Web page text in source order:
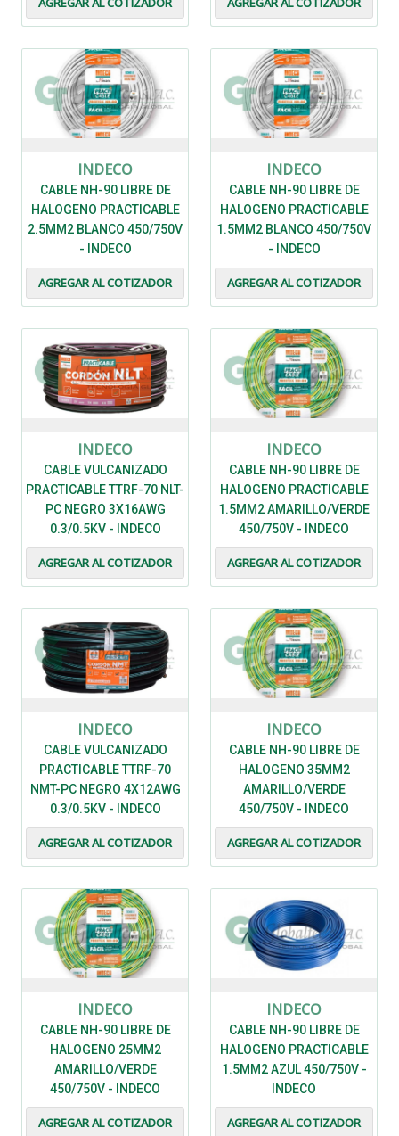
INDECO
CABLE NH-90 LIBRE DE
HALOGENO PRACTICABLE
2.5MM2 BLANCO 450/750V
- INDECO
AGREGAR AL COTIZADOR
INDECO
CABLE NH-90 LIBRE DE
HALOGENO PRACTICABLE
1.5MM2 BLANCO 450/750V
- INDECO
AGREGAR AL COTIZADOR
INDECO
CABLE VULCANIZADO
PRACTICABLE TTRF-70 NLT-
PC NEGRO 3X16AWG
0.3/0.5KV - INDECO
AGREGAR AL COTIZADOR
INDECO
CABLE NH-90 LIBRE DE
HALOGENO PRACTICABLE
1.5MM2 AMARILLO/VERDE
450/750V - INDECO
AGREGAR AL COTIZADOR
INDECO
CABLE VULCANIZADO
PRACTICABLE TTRF-70
NMT-PC NEGRO 4X12AWG
0.3/0.5KV - INDECO
AGREGAR AL COTIZADOR
INDECO
CABLE NH-90 LIBRE DE
HALOGENO 35MM2
AMARILLO/VERDE
450/750V - INDECO
AGREGAR AL COTIZADOR
INDECO
CABLE NH-90 LIBRE DE
HALOGENO 25MM2
AMARILLO/VERDE
450/750V - INDECO
AGREGAR AL COTIZADOR
INDECO
CABLE NH-90 LIBRE DE
HALOGENO PRACTICABLE
1.5MM2 AZUL 450/750V -
INDECO
AGREGAR AL COTIZADOR